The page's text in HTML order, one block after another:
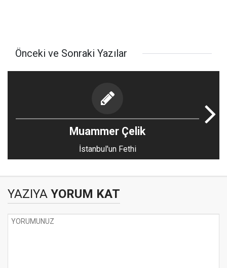
Önceki ve Sonraki Yazılar
Muammer Çelik
İstanbul'un Fethi
YAZIYA YORUM KAT